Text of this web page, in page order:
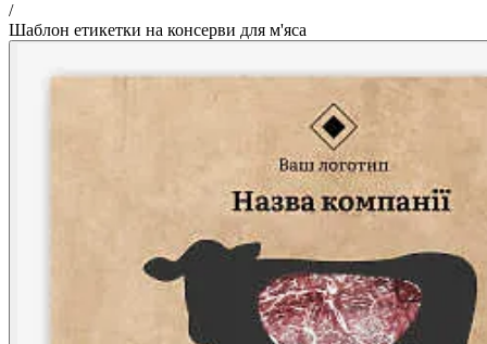
/
Шаблон етикетки на консерви для м'яса